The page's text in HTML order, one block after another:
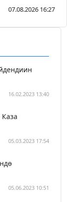
07.08.2026 16:27
16.02.2023 13:40
05.03.2023 17:54
05.06.2023 10:51